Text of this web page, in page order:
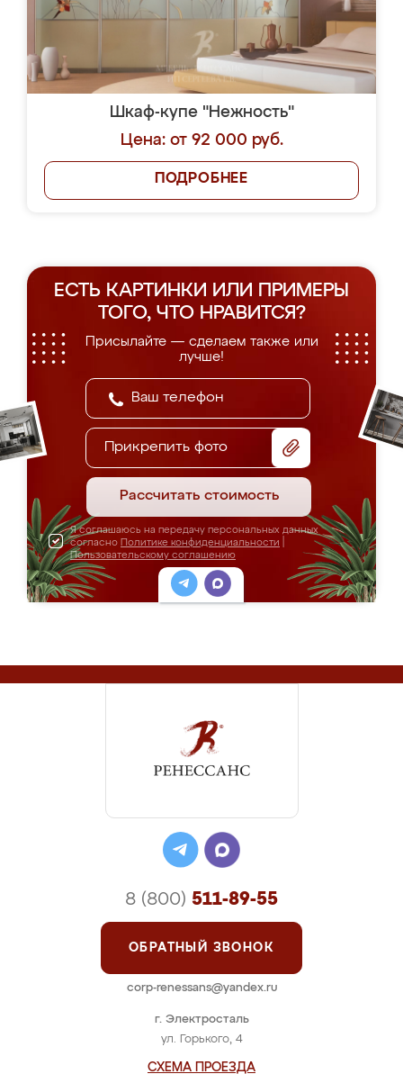
Шкаф-купе "Нежность"
Цена: от 92 000 руб.
ПОДРОБНЕЕ
ЕСТЬ КАРТИНКИ ИЛИ ПРИМЕРЫ
ТОГО, ЧТО НРАВИТСЯ?
Присылайте — сделаем также или
лучше!
Прикрепить фото
Рассчитать стоимость
Я соглашаюсь на передачу персональных данных
согласно Политике конфиденциальности
Пользовательскому соглашению
г. Электросталь
ул. Горького, 4
СХЕМА ПРОЕЗДА
8 (800) 511-89-55
ОБРАТНЫЙ ЗВОНОК
corp-renessans@yandex.ru